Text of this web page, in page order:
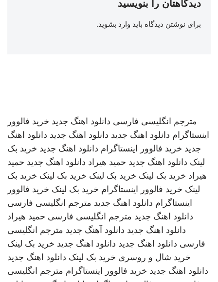
دیدگاهتان را بنویسید
برای نوشتن دیدگاه باید وارد بشوید.
مترجم انگلیسی فارسی دانلود اهنگ جدید خرید فالوور
اینستاگرام دانلود اهنگ جدید دانلود اهنگ جدید دانلود اهنگ
جدید خرید فالوور اینستاگرام دانلود اهنگ جدید خرید بک
لینک دانلود اهنگ جدید حمید هیراد دانلود اهنگ جدید حمید
هیراد خرید بک لینک خرید بک لینک خرید بک لینک خرید بک
لینک خرید فالوور اینستاگرام خرید بک لینک خرید فالوور
اینستاگرام دانلود اهنگ جدید مترجم انگلیسی فارسی
دانلود اهنگ جدید مترجم انگلیسی فارسی حمید هیراد
دانلود اهنگ جدید دانلود آهنگ جدید مترجم انگلیسی
فارسی دانلود اهنگ جدید دانلود اهنگ جدید خرید بک لینک
خرید شال و روسری خرید بک لینک دانلود اهنگ جدید
دانلود اهنگ جدید خرید فالوور اینستاگرام مترجم انگلیسی